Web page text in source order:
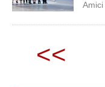
Amici
<<